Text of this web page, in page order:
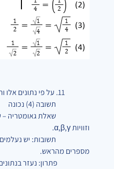
תשובה (4) נכונה
שאלת גאומטריה –
וזוויותα,β,γ
.
תשובות: יש נעלמים,
מספרים מהראש.
פתרון: נעזר בנתונים –